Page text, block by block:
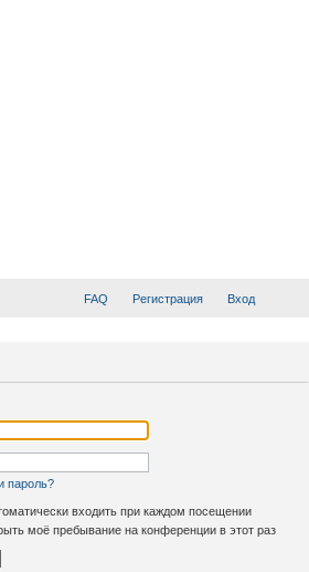
FAQ Регистрация Вход
пароль?
входить при каждом посещении
моё пребывание на конференции в этот раз